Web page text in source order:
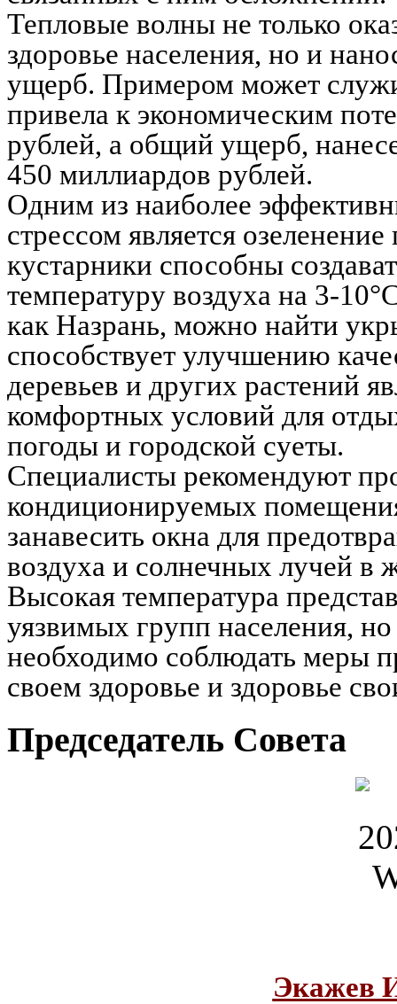
Тепловые волны не только
здоровье населения, но и
ущерб. Примером может
привела к экономическим
рублей, а общий ущерб,
450 миллиардов рублей.
Одним из наиболее
стрессом является
кустарники способны
температуру воздуха на 3-
как Назрань, можно найти
способствует улучшению
деревьев и других растений
комфортных условий для
погоды и городской суеты.
Специалисты рекомендуют
кондиционируемых
занавесить окна для
воздуха и солнечных лучей
Высокая температура
уязвимых групп населения,
необходимо соблюдать меры
своем здоровье и здоровье
Председатель Совета
Экажев